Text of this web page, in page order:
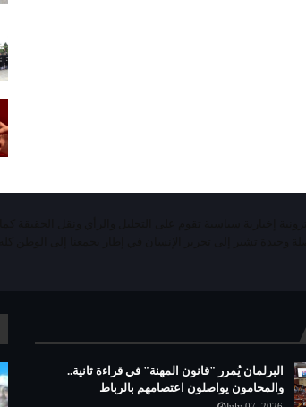
البرلمان يُمرر "قانون المهنة" في قراءة ثانية..
والمحامون يواصلون اعتصامهم بالرباط